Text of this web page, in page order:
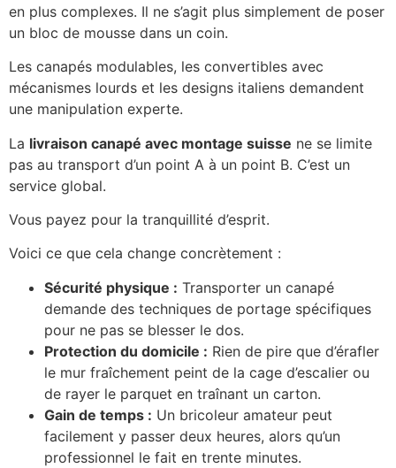
en plus complexes. Il ne s’agit plus simplement de poser
un bloc de mousse dans un coin.
Les canapés modulables, les convertibles avec
mécanismes lourds et les designs italiens demandent
une manipulation experte.
La livraison canapé avec montage suisse ne se limite
pas au transport d’un point A à un point B. C’est un
service global.
Vous payez pour la tranquillité d’esprit.
Voici ce que cela change concrètement :
Sécurité physique : Transporter un canapé
demande des techniques de portage spécifiques
pour ne pas se blesser le dos.
Protection du domicile : Rien de pire que d’érafler
le mur fraîchement peint de la cage d’escalier ou
de rayer le parquet en traînant un carton.
Gain de temps : Un bricoleur amateur peut
facilement y passer deux heures, alors qu’un
professionnel le fait en trente minutes.